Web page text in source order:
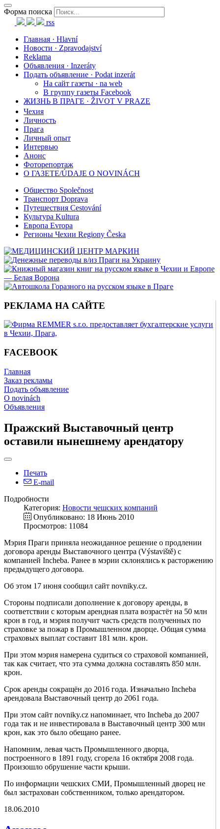
Форма поиска
rss
Главная · Hlavní
Новости · Zpravodajství
Reklama
Объявления · Inzeráty
Подать объявление · Podat inzerát
На сайт газеты · na web
В группу газеты Facebook
ЖИЗНЬ В ПРАГЕ · ŽIVOT V PRAZE
Чехия
Личность
Прага
Личный опыт
Интервью
Анонс
Фоторепортаж
О ГАЗЕТЕ/ÚDAJE O NOVINÁCH
Общество Společnost
Транспорт Doprava
Путешествия Cestování
Культура Kultura
Европа Evropa
Регионы Чехии Regiony Česka
РЕКЛАМА НА САЙТЕ
FACEBOOK
Главная
Заказ рекламы
Подать объявление
O novinách
Объявления
Пражский Выставочный центр
оставили нынешнему арендатору
Печать
E-mail
Подробности
Категория: Новости чешских компаний
Опубликовано: 18 Июнь 2010
Просмотров: 11084
Мэрия Праги приняла неожиданное решение о продлении
договора аренды Выставочного центра (Výstaviště) с
компанией Incheba. Ранее в мэрии склонялись к расторжению
предыдущего договора.
Об этом 17 июня сообщил сайт novniky.cz.
Стороны подписали дополнение к договору аренды, в
соответствии с которым арендная плата возрастёт на 50 млн
крон в год, и мэрия получит часть средств полученных по
страховке за пожар в Промышленном дворце. Общая сумма
страховых выплат составит 181 млн. крон.
При этом мэрия намерена судиться со страховой компанией,
так как считает, что эта сумма должна составлять 850 млн.
крон.
Срок аренды сокращён до 2016 года. Изначально Incheba
арендовала Выставочный центр до 2061 года.
При этом сайт novniky.cz напоминает, что Incheba до 2007
года так и не инвестировала в Выставочный центр 300 млн
крон, как это было обещано ранее.
Напомним, левая часть Промышленного дворца,
построенного в 1891 году, сгорела 16 октября 2008 года.
Произошло обрушение части крыши.
По информации чешских СМИ, Промышленный дворец не
был застрахован собственником, только арендатором.
18.06.2010